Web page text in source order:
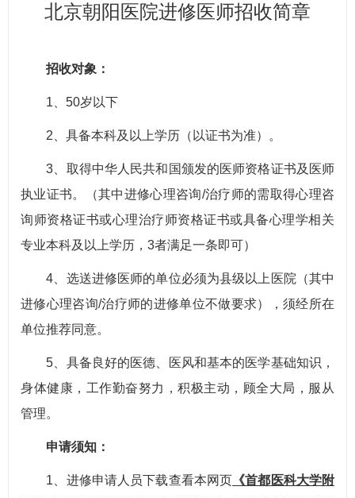
北京朝阳医院进修医师招收简章
招收对象：
1、50岁以下
2、具备本科及以上学历（以证书为准）。
3、取得中华人民共和国颁发的医师资格证书及医师
执业证书。（其中进修心理咨询/治疗师的需取得心理咨
询师资格证书或心理治疗师资格证书或具备心理学相关
专业本科及以上学历，3者满足一条即可）
4、选送进修医师的单位必须为县级以上医院（其中
进修心理咨询/治疗师的进修单位不做要求），须经所在
单位推荐同意。
5、具备良好的医德、医风和基本的医学基础知识，
身体健康，工作勤奋努力，积极主动，顾全大局，服从
管理。
申请须知：
1、进修申请人员下载查看本网页 《首都医科大学附